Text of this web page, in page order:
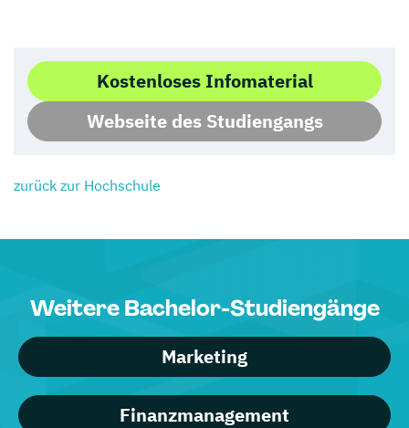
Kostenloses Infomaterial
Webseite des Studiengangs
zurück zur Hochschule
Weitere Bachelor-Studiengänge
Marketing
Finanzmanagement